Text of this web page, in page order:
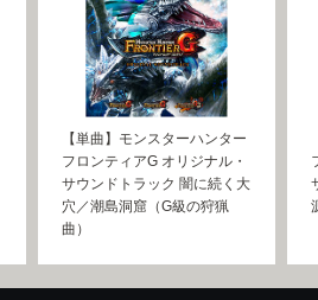
【単曲】モンスターハンター
フロンティアG オリジナル・
サウンドトラック 闇に続く大
穴／潮島洞窟（G級の狩猟
曲）